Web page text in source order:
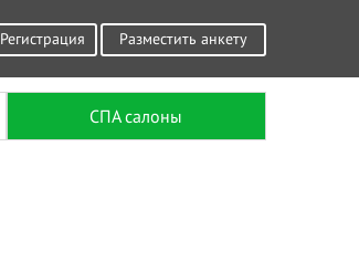
Разместить анкету
Регистрация
СПА салоны